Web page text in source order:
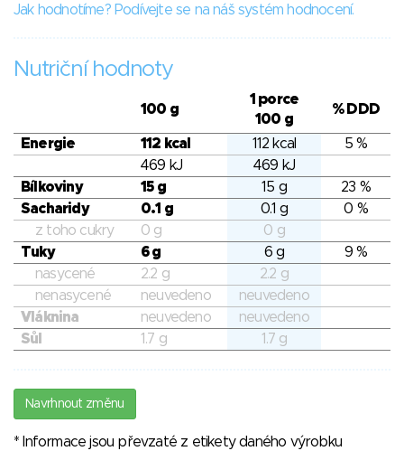
Jak hodnotíme? Podívejte se na náš systém hodnocení.
Nutriční hodnoty
100 g
1 porce
100 g
% DDD
Energie 112 kcal 112 kcal
5 %
469 kJ
469 kJ
Bílkoviny
15 g 15 g
23 %
Sacharidy
0.1 g 0.1 g
0 %
z toho cukry
0 g
0 g
Tuky
6 g 6 g
9 %
nasycené
2.2 g
2.2 g
nenasycené
neuvedeno
neuvedeno
Vláknina
neuvedeno
neuvedeno
Sůl
1.7 g 1.7 g
Navrhnout změnu
* Informace jsou převzaté z etikety daného výrobku